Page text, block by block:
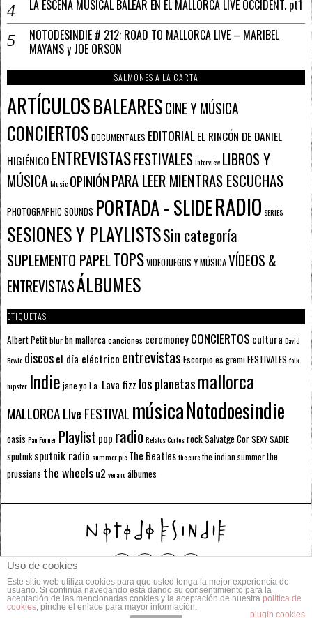
LA ESCENA MUSICAL BALEAR EN EL MALLORCA LIVE OCCIDENT. pt1
NOTODESINDIE # 212: ROAD TO MALLORCA LIVE – MARIBEL
MAYANS y JOE ORSON
SALMONES A LA CARTA
ARTÍCULOSBALEARESCINE Y MÚSICA
CONCIERTOS DOCUMENTALES EDITORIALEL RINCÓN DE DANIEL
HIGIÉNICOENTREVISTASFESTIVALESInterview LIBROS Y
MÚSICAMusic OPINIÓNPARA LEER MIENTRAS ESCUCHAS
PHOTOGRAPHIC SOUNDS PORTADA - SLIDERADIO SERIES
SESIONES Y PLAYLISTSSin categoría
SUPLEMENTO PAPELTOPSVIDEOJUEGOS Y MÚSICAVÍDEOS &
ENTREVISTASÁLBUMES
ETIQUETAS
Albert Petitblurbn mallorcacanciones ceremoneyCONCIERTOS cultura David
Bowie discosel día eléctrico entrevistas Escorpioes gremiFESTIVALES folk
hipster Indie jane yo l.a. Lava fizz los planetasmallorca
MALLORCA LIve FESTIVAL músicaNotodoesindie
oasis Pau Forner Playlist pop radioRelatos CortosrockSalvatge CorSEXY SADIE
sputnik sputnik radio summer pie The Beatlesthe curethe indian summerthe
prussians the wheelsu2 veranoálbumes
© 2014 Todos los derechos reservados.
POLÍTICA DE PRIVACIDAD CONTACTO
Uso de cookies
Este sitio web utiliza cookies para que usted tenga la mejor experiencia de
usuario. Si continúa navegando está dando su consentimiento para la
aceptación de las mencionadas cookies y la aceptación de nuestra política de
cookies, pinche el enlace para mayor información.
plugin cookies